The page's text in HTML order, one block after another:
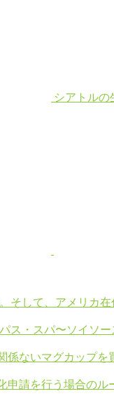
シアトルの
そして、アメリカ
ス・スパ〜ソイソ
係ないマグカップ
申請を行う場合の